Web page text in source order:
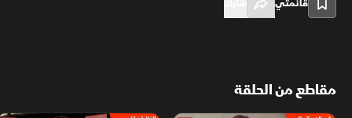
قائمتي
مقاطع من الحلقة